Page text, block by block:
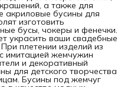
а также для
акриловые бусины для
изготовить
бусы, чокеры и фенечки.
украсить ваши свадебные
плетении изделий из
имитацией жемчужин
и декоративный
для детского творчества
Бусины под жемчуг